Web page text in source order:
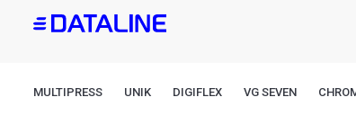
MULTIPRESS UNIK DIGIFLEX VG SEVEN